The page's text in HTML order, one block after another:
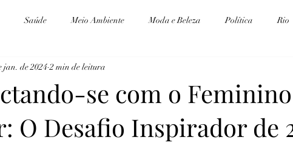
Saúde Meio Ambiente Moda e Beleza Política Rio
Cultura Esporte
Aline Barbosa Floriza Macieira Cristine Zago
se com o Feminino
O Desafio Inspirador de
jan. de 2024 2 min de leitura